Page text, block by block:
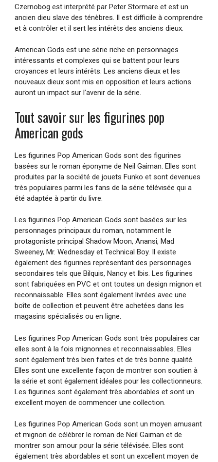
Czernobog est interprété par Peter Stormare et est un
ancien dieu slave des ténèbres. Il est difficile à comprendre
et à contrôler et il sert les intérêts des anciens dieux.
American Gods est une série riche en personnages
intéressants et complexes qui se battent pour leurs
croyances et leurs intérêts. Les anciens dieux et les
nouveaux dieux sont mis en opposition et leurs actions
auront un impact sur l’avenir de la série.
Tout savoir sur les figurines pop
American gods
Les figurines Pop American Gods sont des figurines
basées sur le roman éponyme de Neil Gaiman. Elles sont
produites par la société de jouets Funko et sont devenues
très populaires parmi les fans de la série télévisée qui a
été adaptée à partir du livre.
Les figurines Pop American Gods sont basées sur les
personnages principaux du roman, notamment le
protagoniste principal Shadow Moon, Anansi, Mad
Sweeney, Mr. Wednesday et Technical Boy. Il existe
également des figurines représentant des personnages
secondaires tels que Bilquis, Nancy et Ibis. Les figurines
sont fabriquées en PVC et ont toutes un design mignon et
reconnaissable. Elles sont également livrées avec une
boîte de collection et peuvent être achetées dans les
magasins spécialisés ou en ligne.
Les figurines Pop American Gods sont très populaires car
elles sont à la fois mignonnes et reconnaissables. Elles
sont également très bien faites et de très bonne qualité.
Elles sont une excellente façon de montrer son soutien à
la série et sont également idéales pour les collectionneurs.
Les figurines sont également très abordables et sont un
excellent moyen de commencer une collection.
Les figurines Pop American Gods sont un moyen amusant
et mignon de célébrer le roman de Neil Gaiman et de
montrer son amour pour la série télévisée. Elles sont
également très abordables et sont un excellent moyen de